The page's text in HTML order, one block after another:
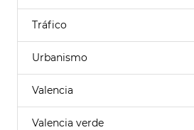
Tráfico
Urbanismo
Valencia
Valencia verde